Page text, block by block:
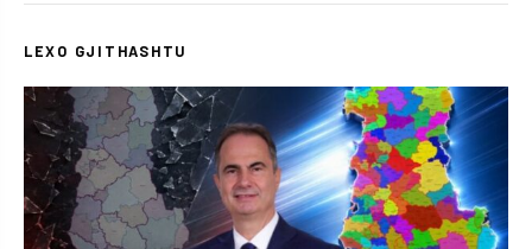
LEXO GJITHASHTU